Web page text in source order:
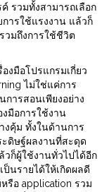
รวมทั้งสามารถเลือก
ารใช้แรงงาน แล้วก็
วมถึงการใช้ชีวิต
งมือโปรแกรมเกี่ยว
ไม่ใช่แค่การ
การสอนเพียงอย่าง
งมือการใช้งาน
งคุ้ม ทั้งในด้านการ
ะดิษฐ์ผลงานที่สะดุด
วก็ผู้ใช้งานทั่วไปได้อีก
นรายได้ให้เกิดผลดี
รือ application รวม